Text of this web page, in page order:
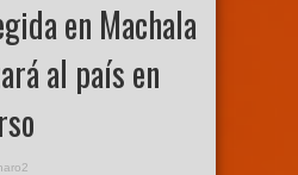
en Machala
al país en